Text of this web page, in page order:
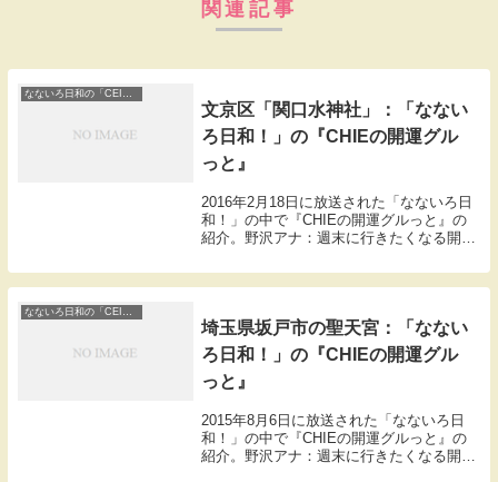
関連記事
なないろ日和の「CEIEの開運ぐるっと」
文京区「関口水神社」：「なない
ろ日和！」の『CHIEの開運グル
っと』
2016年2月18日に放送された「なないろ日
和！」の中で『CHIEの開運グルっと』の
紹介。野沢アナ：週末に行きたくなる開運
本日やってきたのは文京区の江戸川橋近く
にある関口フランスパン。【関口フランス
なないろ日和の「CEIEの開運ぐるっと」
埼玉県坂戸市の聖天宮：「なない
ろ日和！」の『CHIEの開運グル
っと』
2015年8月6日に放送された「なないろ日
和！」の中で『CHIEの開運グルっと』の
紹介。野沢アナ：週末に行きたくなる開運